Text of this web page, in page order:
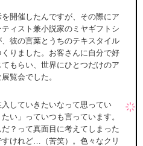
開催したんですが、その際にア
ィスト兼小説家のミヤギフトシ
彼の言葉とうちのテキスタイル
りました。お客さんに自分で好
もらい、世界にひとつだけのア
覧会でした。
していきたいなって思ってい
い」っていつも言っています。
？って真面目に考えてしまった
けれど…（苦笑）。色々なクリ